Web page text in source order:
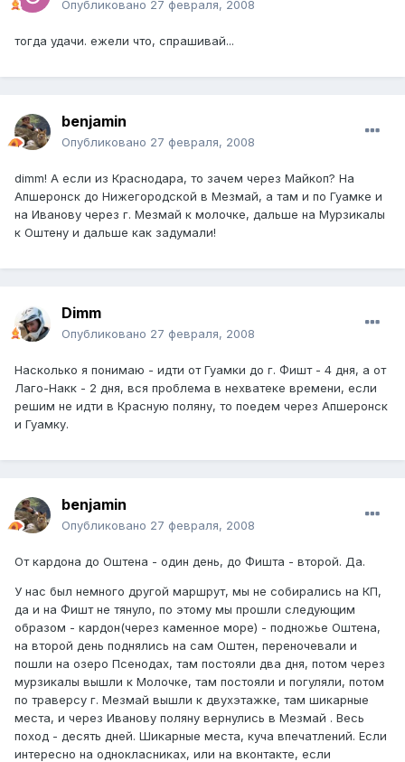
Опубликовано 27 февраля, 2008
тогда удачи. ежели что, спрашивай...
benjamin
Опубликовано 27 февраля, 2008
dimm! А если из Краснодара, то зачем через Майкоп? На
Апшеронск до Нижегородской в Мезмай, а там и по Гуамке и
на Иванову через г. Мезмай к молочке, дальше на Мурзикалы
к Оштену и дальше как задумали!
Dimm
Опубликовано 27 февраля, 2008
Насколько я понимаю - идти от Гуамки до г. Фишт - 4 дня, а от
Лаго-Накк - 2 дня, вся проблема в нехватеке времени, если
решим не идти в Красную поляну, то поедем через Апшеронск
и Гуамку.
benjamin
Опубликовано 27 февраля, 2008
От кардона до Оштена - один день, до Фишта - второй. Да.
У нас был немного другой маршрут, мы не собирались на КП,
да и на Фишт не тянуло, по этому мы прошли следующим
образом - кардон(через каменное море) - подножье Оштена,
на второй день поднялись на сам Оштен, переночевали и
пошли на озеро Псенодах, там постояли два дня, потом через
мурзикалы вышли к Молочке, там постояли и погуляли, потом
по траверсу г. Мезмай вышли к двухэтажке, там шикарные
места, и через Иванову поляну вернулись в Мезмай . Весь
поход - десять дней. Шикарные места, куча впечатлений. Если
интересно на однокласниках, или на вконтакте, если